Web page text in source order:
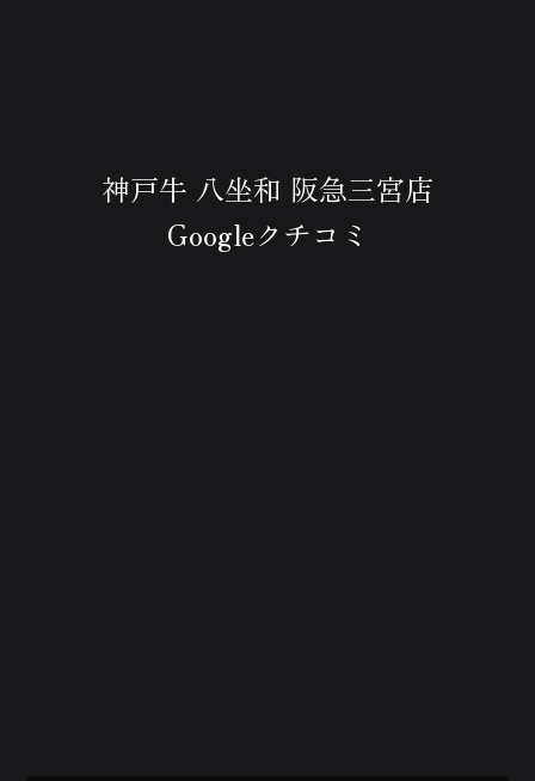
神戸牛 八坐和 阪急三宮店
Googleクチコミ